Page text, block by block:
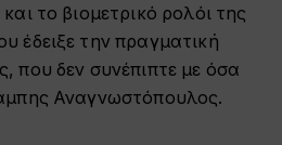
το βιομετρικό ρολόι της
έδειξε την πραγματική
που δεν συνέπιπτε με όσα
Αναγνωστόπουλος.